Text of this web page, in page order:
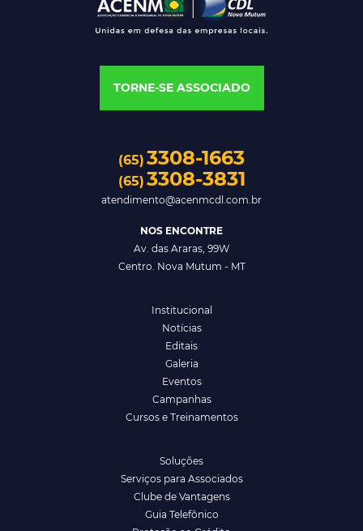
TORNE-SE ASSOCIADO
(65) 3308-1663
(65) 3308-3831
atendimento@acenmcdl.com.br
NOS ENCONTRE
Av. das Araras, 99W
Centro. Nova Mutum - MT
Institucional
Notícias
Editais
Galeria
Eventos
Campanhas
Cursos e Treinamentos
Soluções
Serviços para Associados
Clube de Vantagens
Guia Telefônico